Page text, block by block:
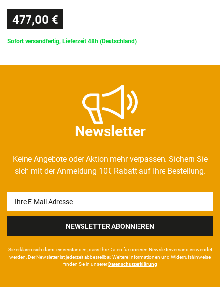
477,00 €
Sofort versandfertig, Lieferzeit 48h (Deutschland)
Newsletter
Keine Angebote oder Aktion mehr verpassen. Sichern Sie
sich mit der Anmeldung 10€ Rabatt auf Ihre Bestellung.
Honig
NEWSLETTER ABONNIEREN
Sie erklären sich damit ein­ver­standen, dass Ihre Da­ten für unseren News­letter­versand ver­wen­det
werden. Der News­letter ist jeder­zeit ab­bestel­lbar. Weitere Infor­mationen und Wider­rufshin­weise
finden Sie in unsererDaten­schutz­erklärung